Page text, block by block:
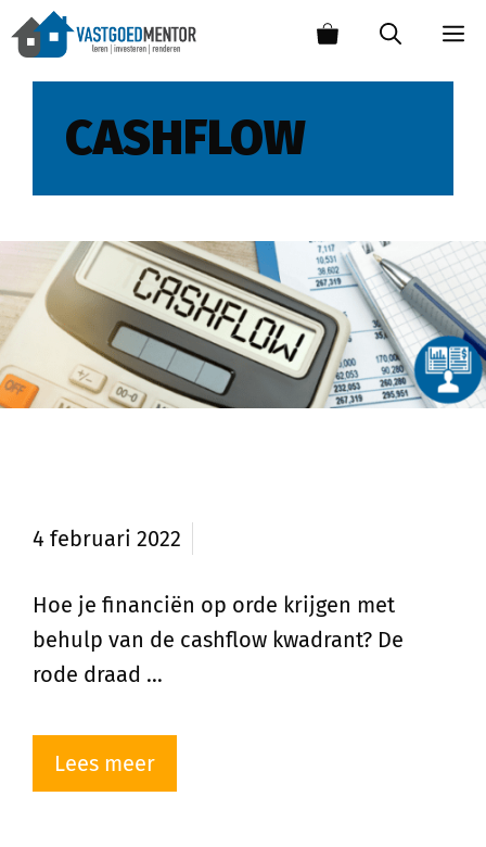
CASHFLOW
4 februari 2022
Hoe je financiën op orde krijgen met
behulp van de cashflow kwadrant? De
rode draad …
Lees meer